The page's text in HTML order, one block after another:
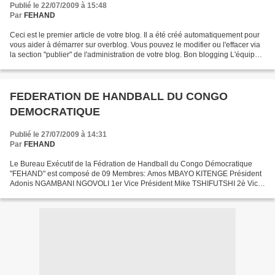
Publié le 22/07/2009 à 15:48
Par FEHAND
Ceci est le premier article de votre blog. Il a été créé automatiquement pour
vous aider à démarrer sur overblog. Vous pouvez le modifier ou l'effacer via
la section "publier" de l'administration de votre blog. Bon blogging L'équipe
FEDERATION DE HANDBALL DU CONGO
DEMOCRATIQUE
Publié le 27/07/2009 à 14:31
Par FEHAND
Le Bureau Exécutif de la Fédration de Handball du Congo Démocratique
"FEHAND" est composé de 09 Membres: Amos MBAYO KITENGE Président
Adonis NGAMBANI NGOVOLI 1er Vice Président Mike TSHIFUTSHI 2è Vice